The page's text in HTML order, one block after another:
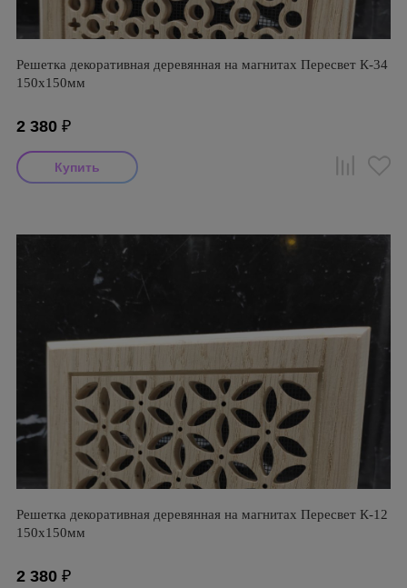
Решетка декоративная деревянная на магнитах Пересвет К-34
150х150мм
2 380 ₽
Решетка декоративная деревянная на магнитах Пересвет К-12
150х150мм
2 380 ₽